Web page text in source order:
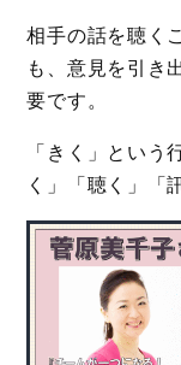
相手の話を聴く
も、意見を引き
要です。
「きく」という
く」「聴く」